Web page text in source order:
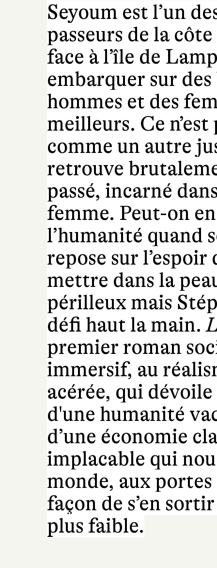
Seyoum est l’un
passeurs de la
face à l’île de
embarquer sur
hommes et des
meilleurs. Ce
comme un autre
retrouve
passé, incarné
femme. Peut-on
l’humanité quand
repose sur l’espoir
mettre dans la
périlleux mais
défi haut la main.
premier roman
immersif, au
acérée, qui
d'une humanité
d’une économie
implacable qui
monde, aux portes
façon de s’en
plus faible.